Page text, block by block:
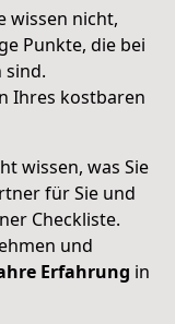
wissen nicht,
Punkte, die bei
sind.
Ihres kostbaren
wissen, was Sie
für Sie und
Checkliste.
und
Erfahrung in